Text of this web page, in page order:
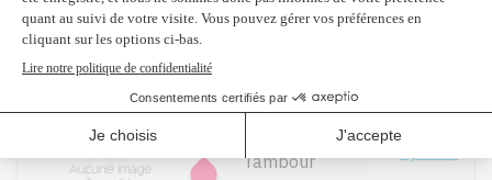
179,95$ (2 et
45395718 -
Tambour